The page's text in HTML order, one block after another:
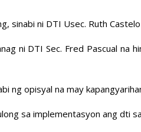
sinabi ni DTI Usec. Ruth
ni DTI Sec. Fred Pascual na
ng opisyal na may
sa implementasyon ang dti